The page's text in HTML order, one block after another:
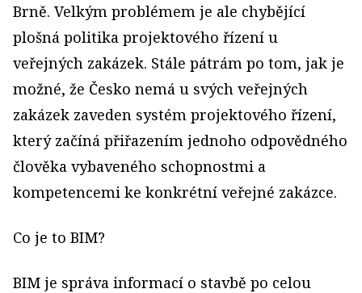
Brně. Velkým problémem je ale chybějící
plošná politika projektového řízení u
veřejných zakázek. Stále pátrám po tom, jak je
možné, že Česko nemá u svých veřejných
zakázek zaveden systém projektového řízení,
který začíná přiřazením jednoho odpovědného
člověka vybaveného schopnostmi a
kompetencemi ke konkrétní veřejné zakázce.
Co je to BIM?
BIM je správa informací o stavbě po celou